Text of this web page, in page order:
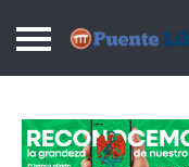
Puentelibre.mx
Local